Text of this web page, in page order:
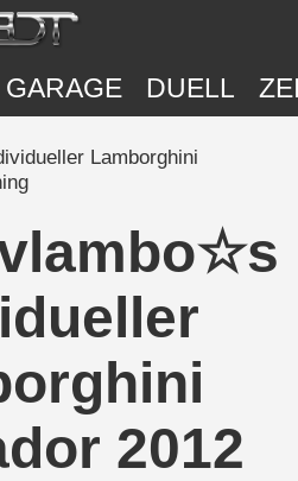
GARAGE DUELL
Lamborghini
2012